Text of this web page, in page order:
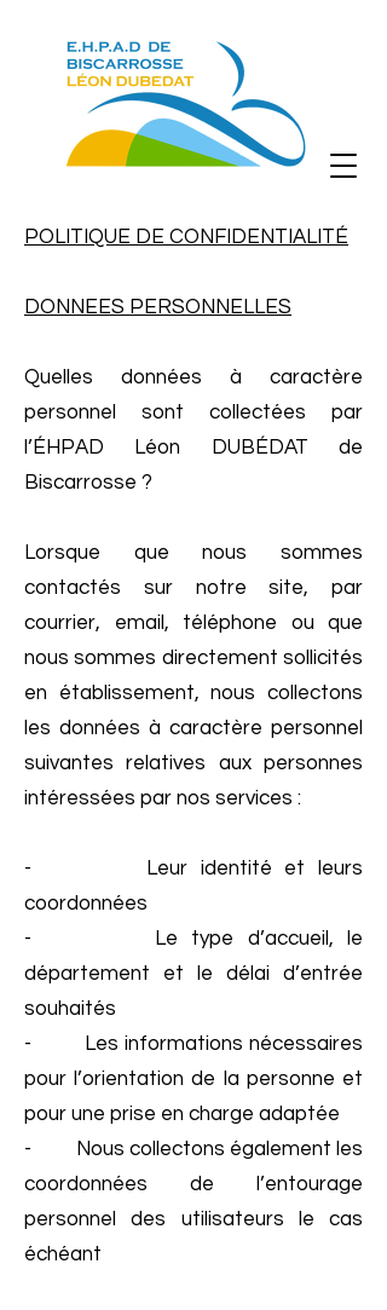
POLITIQUE DE CONFIDENTIALITÉ
DONNEES PERSONNELLES
Quelles données à caractère
personnel sont collectées par
l’ÉHPAD Léon DUBÉDAT de
Biscarrosse ?
Lorsque que nous sommes
contactés sur notre site, par
courrier, email, téléphone ou que
nous sommes directement sollicités
en établissement, nous collectons
les données à caractère personnel
suivantes relatives aux personnes
intéressées par nos services :
- Leur identité et leurs
coordonnées
- Le type d’accueil, le
département et le délai d’entrée
souhaités
- Les informations nécessaires
pour l’orientation de la personne et
pour une prise en charge adaptée
- Nous collectons également les
coordonnées de l’entourage
personnel des utilisateurs le cas
échéant